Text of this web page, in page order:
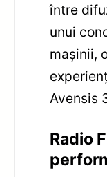
între
unui
mașinii,
Avensis
Radio